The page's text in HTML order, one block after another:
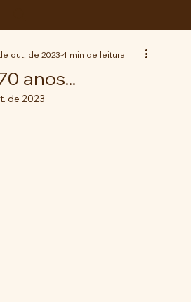
anos...
out. de 20234 min de leitura
de 2023